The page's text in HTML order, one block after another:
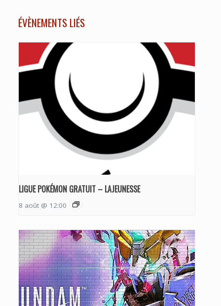
ÉVÈNEMENTS LIÉS
LIGUE POKÉMON GRATUIT – LAJEUNESSE
8 août @ 12:00